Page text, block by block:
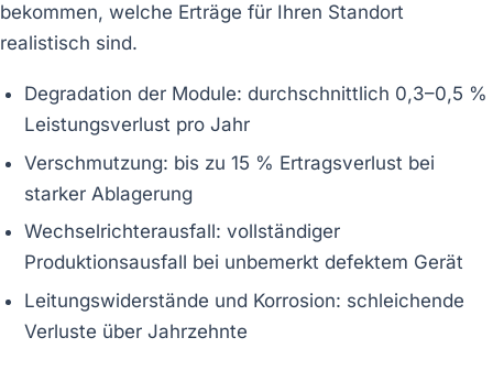
bekommen, welche Erträge für Ihren Standort
realistisch sind.
Degradation der Module: durchschnittlich 0,3–0,5 %
Leistungsverlust pro Jahr
Verschmutzung: bis zu 15 % Ertragsverlust bei
starker Ablagerung
Wechselrichterausfall: vollständiger
Produktionsausfall bei unbemerkt defektem Gerät
Leitungswiderstände und Korrosion: schleichende
Verluste über Jahrzehnte